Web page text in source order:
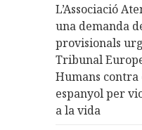
L’Associació
una demanda
provisionals
Tribunal
Humans
espanyol per
a la vida